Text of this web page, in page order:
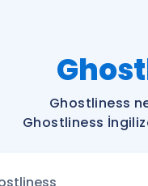
Ghostliness
Ghostliness